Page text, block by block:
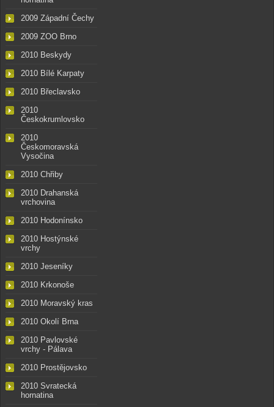
2009 Západní Čechy
2009 ZOO Brno
2010 Beskydy
2010 Bílé Karpaty
2010 Břeclavsko
2010
Českokrumlovsko
2010
Českomoravská
Vysočina
2010 Chřiby
2010 Drahanská
vrchovina
2010 Hodonínsko
2010 Hostýnské
vrchy
2010 Jeseníky
2010 Krkonoše
2010 Moravský kras
2010 Okolí Brna
2010 Pavlovské
vrchy - Pálava
2010 Prostějovsko
2010 Svratecká
hornatina